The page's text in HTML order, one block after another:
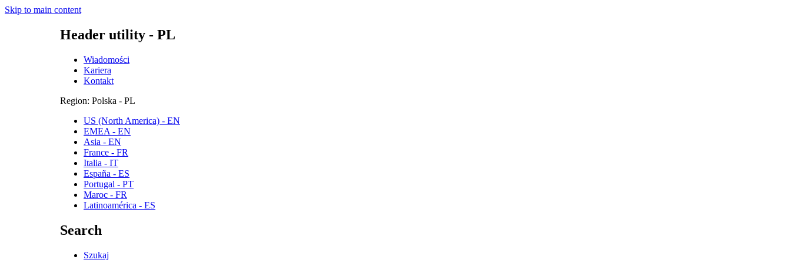
Skip to main content
Header utility - PL
Wiadomości
Kariera
Kontakt
Region: Polska - PL
US (North America) - EN
EMEA - EN
Asia - EN
France - FR
Italia - IT
España - ES
Portugal - PT
Maroc - FR
Latinoamérica - ES
Search
Szukaj